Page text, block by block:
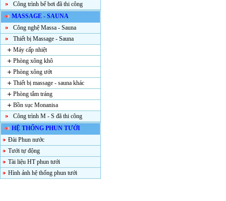
Công trình bể bơi đã thi công
MASSAGE - SAUNA
Công nghệ Massa - Sauna
Thiết bị Massage - Sauna
Máy cấp nhiệt
Phòng xông khô
Phòng xông ướt
Thiết bị massage - sauna khác
Phòng tắm tráng
Bồn sục Monanisa
Công trình M - S đã thi công
HỆ THỐNG PHUN TƯỚI
Đài Phun nước
Tưới tự động
Tài liệu HT phun tưới
Hình ảnh hệ thống phun tưới